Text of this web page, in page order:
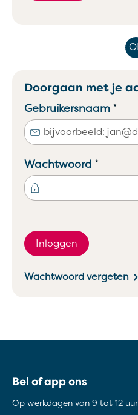
Doorgaan met je
Gebruikersnaam *
Wachtwoord *
Inloggen
Wachtwoord vergeten
Bel of app ons
Op werkdagen van 9 tot 12